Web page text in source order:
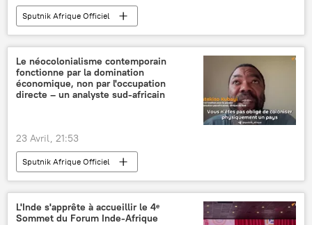
Sputnik Afrique Officiel
Le néocolonialisme contemporain
fonctionne par la domination
économique, non par l'occupation
directe – un analyste sud-africain
23 Avril, 21:53
Sputnik Afrique Officiel
L'Inde s'apprête à accueillir le 4ᵉ
Sommet du Forum Inde-Afrique